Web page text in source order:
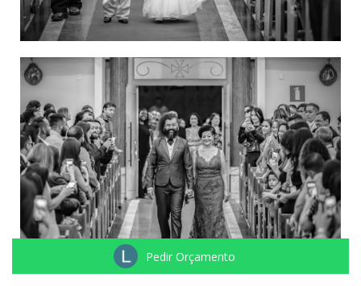
Pedir Orçamento